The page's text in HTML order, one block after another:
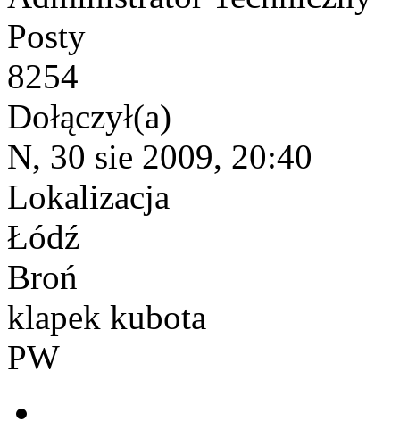
Posty
8254
Dołączył(a)
N, 30 sie 2009, 20:40
Lokalizacja
Łódź
Broń
klapek kubota
PW